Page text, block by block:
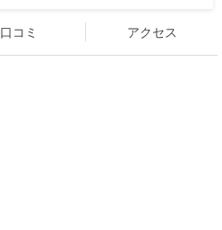
口コミ アクセス